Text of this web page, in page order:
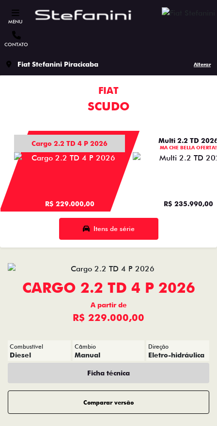
MENU
CONTATO
Fiat Stefanini Piracicaba Alterar
FIAT
SCUDO
Cargo 2.2 TD 4 P 2026
R$ 229.000,00
Multi 2.2 TD
MA CHE BELLA OFERTA!
R$ 235.990,00
Itens de série
CARGO 2.2 TD 4 P 2026
A partir de
R$ 229.000,00
Combustível
Diesel
Câmbio
Manual
Direção
Eletro-hidráulica
Ficha técnica
Comparar versão